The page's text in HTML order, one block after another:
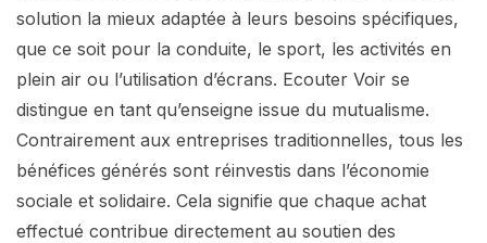
solution la mieux adaptée à leurs besoins spécifiques,
que ce soit pour la conduite, le sport, les activités en
plein air ou l’utilisation d’écrans. Ecouter Voir se
distingue en tant qu’enseigne issue du mutualisme.
Contrairement aux entreprises traditionnelles, tous les
bénéfices générés sont réinvestis dans l’économie
sociale et solidaire. Cela signifie que chaque achat
effectué contribue directement au soutien des